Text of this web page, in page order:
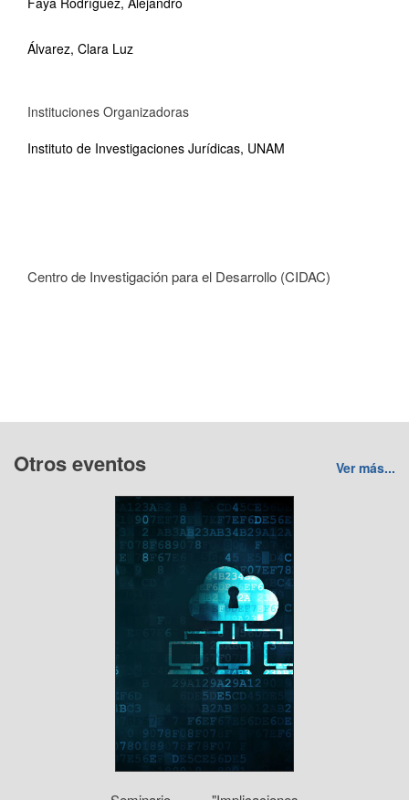
Álvarez, Clara Luz
Instituciones Organizadoras
Instituto de Investigaciones Jurídicas, UNAM
Centro de Investigación para el Desarrollo (CIDAC)
Otros eventos Ver más...